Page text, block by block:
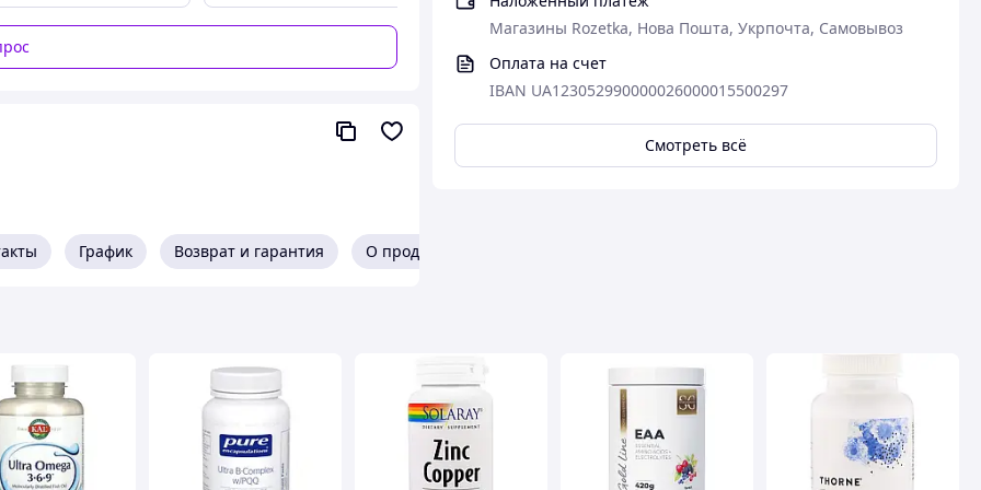
Магазины Rozetka, Нова Пошта, Укрпочта, Самовывоз
Оплата на счет
IBAN UA123052990000026000015500297
Смотреть всё
вскрытия упаковку плотно закрывать.
График Возврат и гарантия О продавце